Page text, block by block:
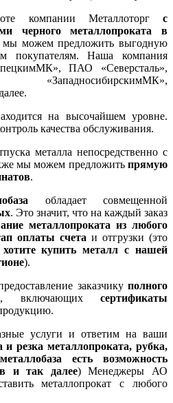
компании Металлоторг с
черного металлопроката в
мы можем предложить выгодную
покупателям. Наша компания
ПАО «Северсталь»,
«ЗападносибирскимМК»,
на высочайшем уровне.
качества обслуживания.
металла непосредственно с
мы можем предложить прямую
.
обладает совмещенной
. Это значит, что на каждый заказ
металлопроката из любого
оплаты счета и отгрузки (это
купить металл с нашей
).
заказчикуполного
, включающихсертификаты
услуги и ответим на ваши
и резка металлопроката, рубка,
есть возможность
и так далее) Менеджеры АО
металлопрокат с любого